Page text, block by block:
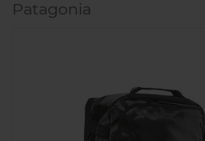
Patagonia